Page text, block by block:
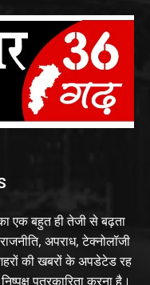
एक बहुत ही तेजी से बढ़ता
अपराध, टेक्नोलॉजी
की खबरों के अपडेटेड रह
पत्रकारिता करना है।